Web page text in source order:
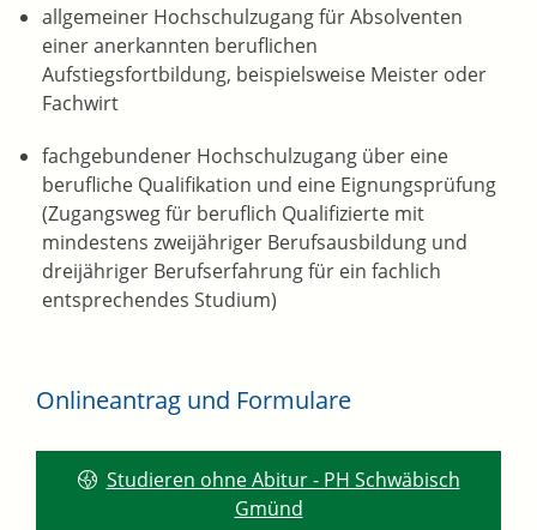
allgemeiner Hochschulzugang für Absolventen
einer anerkannten beruflichen
Aufstiegsfortbildung, beispielsweise Meister oder
Fachwirt
fachgebundener Hochschulzugang über eine
berufliche Qualifikation und eine Eignungsprüfung
(Zugangsweg für beruflich Qualifizierte mit
mindestens zweijähriger Berufsausbildung und
dreijähriger Berufserfahrung für ein fachlich
entsprechendes Studium)
Onlineantrag und Formulare
Studieren ohne Abitur - PH Schwäbisch
Gmünd